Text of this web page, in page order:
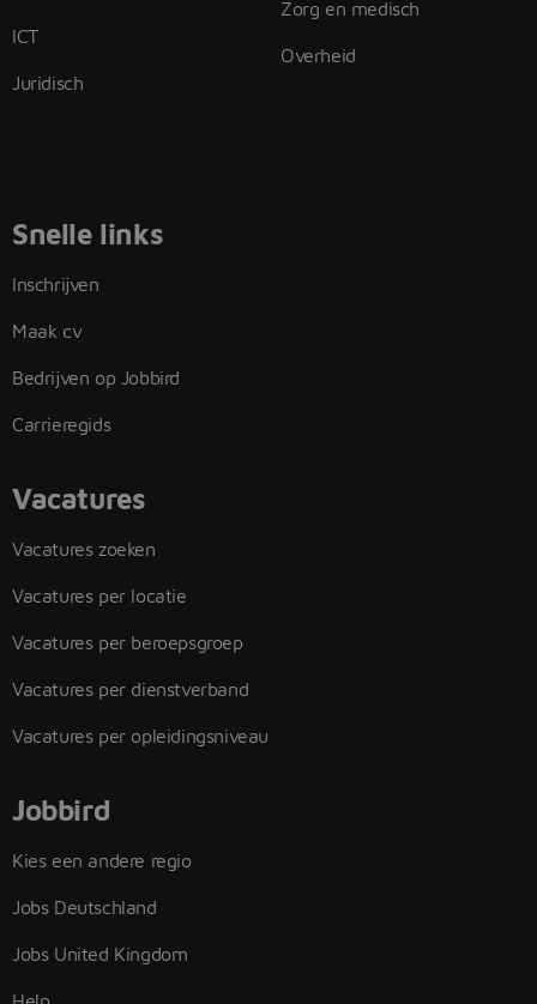
ICT
Juridisch
Zorg en medisch
Overheid
Snelle links
Inschrijven
Maak cv
Bedrijven op Jobbird
Carrieregids
Vacatures
Vacatures zoeken
Vacatures per locatie
Vacatures per beroepsgroep
Vacatures per dienstverband
Vacatures per opleidingsniveau
Jobbird
Kies een andere regio
Jobs Deutschland
Jobs United Kingdom